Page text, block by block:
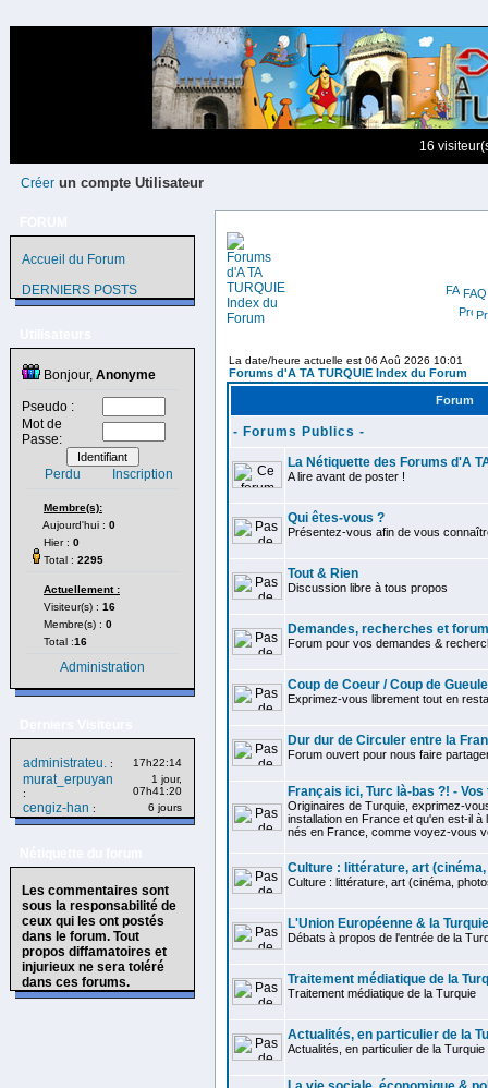
16
Créer un compte Utilisateur
Accueil du Forum
DERNIERS POSTS
Bonjour, Anonyme
Pseudo :
Mot de
Passe:
Perdu Inscription
Membre(s):
Aujourd'hui : 0
Hier : 0
Total : 2295
Actuellement :
Visiteur(s) : 16
Membre(s) : 0
Total :16
Administration
administrateu. : 17h22:14
murat_erpuyan
:
1 jour,
07h41:20
cengiz-han : 6 jours
Les commentaires sont
sous la responsabilité de
ceux qui les ont postés
dans le forum. Tout
propos diffamatoires et
injurieux ne sera toléré
dans ces forums.
FAQ
La date/heure actuelle est 06 Aoû 2026 10:01
Forums d'A TA TURQUIE Index du Forum
Forum
- Forums Publics -
La Nétiquette des Forums d'A
A lire avant de poster !
Qui êtes-vous ?
Présentez-vous afin de vous
Tout & Rien
Discussion libre à tous propos
Demandes, recherches et
Forum pour vos demandes &
Coup de Coeur / Coup de Gueule
Exprimez-vous librement tout en
Dur dur de Circuler entre la
Forum ouvert pour nous faire
Français ici, Turc là-bas ?! -
Originaires de Turquie, exprimez-
installation en France et qu'en est-il
nés en France, comme voyez-vous
Culture : littérature, art
Culture : littérature, art (cinéma,
L'Union Européenne & la Turquie
Débats à propos de l'entrée de la
Traitement médiatique de la
Traitement médiatique de la Turquie
Actualités, en particulier de la
Actualités, en particulier de la Turquie